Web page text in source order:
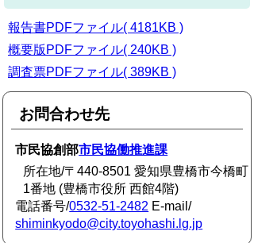
報告書PDFファイル( 4181KB )
概要版PDFファイル( 240KB )
調査票PDFファイル( 389KB )
お問合わせ先
市民協創部市民協働推進課
所在地/〒440-8501 愛知県豊橋市今橋町
1番地 (豊橋市役所 西館4階)
電話番号/0532-51-2482 E-mail/
shiminkyodo@city.toyohashi.lg.jp